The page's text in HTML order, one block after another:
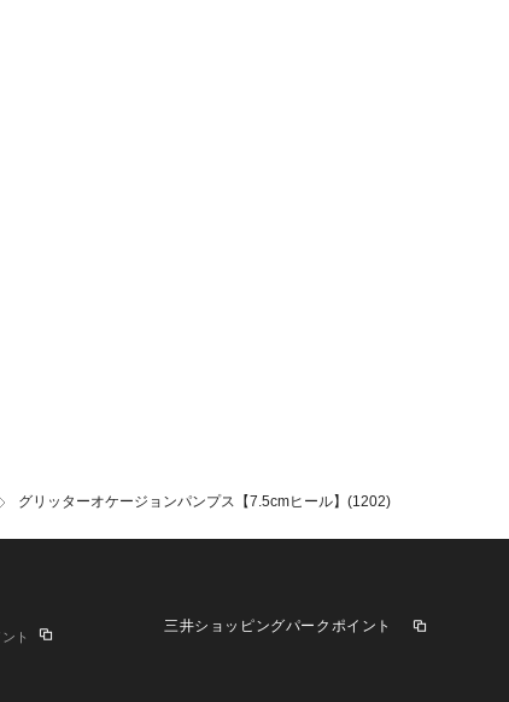
グリッターオケージョンパンプス【7.5cmヒール】(1202)
ト
三井ショッピングパークポイント